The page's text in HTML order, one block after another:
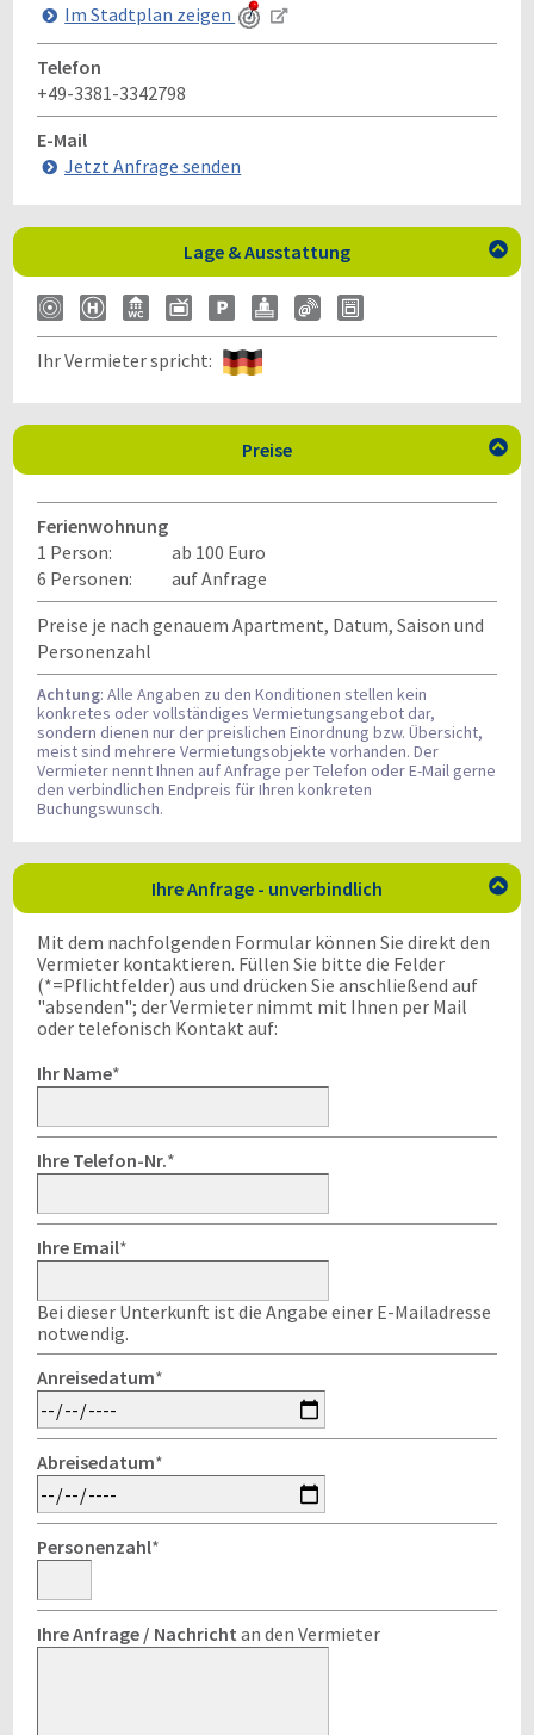
Im Stadtplan zeigen
Telefon
+49-3381-3342798
E-Mail
Jetzt Anfrage senden
Lage & Ausstattung 
Ihr Vermieter spricht:
Preise 
Ferienwohnung
1 Person:
ab 100 Euro
6 Personen:
auf Anfrage
Preise je nach genauem Apartment, Datum, Saison und
Personenzahl
Achtung: Alle Angaben zu den Konditionen stellen kein
konkretes oder vollständiges Vermietungsangebot dar,
sondern dienen nur der preislichen Einordnung bzw. Übersicht,
meist sind mehrere Vermietungsobjekte vorhanden. Der
Vermieter nennt Ihnen auf Anfrage per Telefon oder E-Mail gerne
den verbindlichen Endpreis für Ihren konkreten
Buchungswunsch.
Ihre Anfrage - unverbindlich 
Mit dem nachfolgenden Formular können Sie direkt den
Vermieter kontaktieren. Füllen Sie bitte die Felder
(*=Pflichtfelder) aus und drücken Sie anschließend auf
"absenden"; der Vermieter nimmt mit Ihnen per Mail
oder telefonisch Kontakt auf:
Ihr Name*
Ihre Telefon-Nr.*
Ihre Email*
Bei dieser Unterkunft ist die Angabe einer E-Mailadresse
notwendig.
Anreisedatum*
Abreisedatum*
Personenzahl*
Ihre Anfrage / Nachricht an den Vermieter